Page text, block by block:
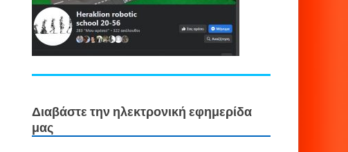
Διαβάστε την ηλεκτρονική εφημερίδα
μας